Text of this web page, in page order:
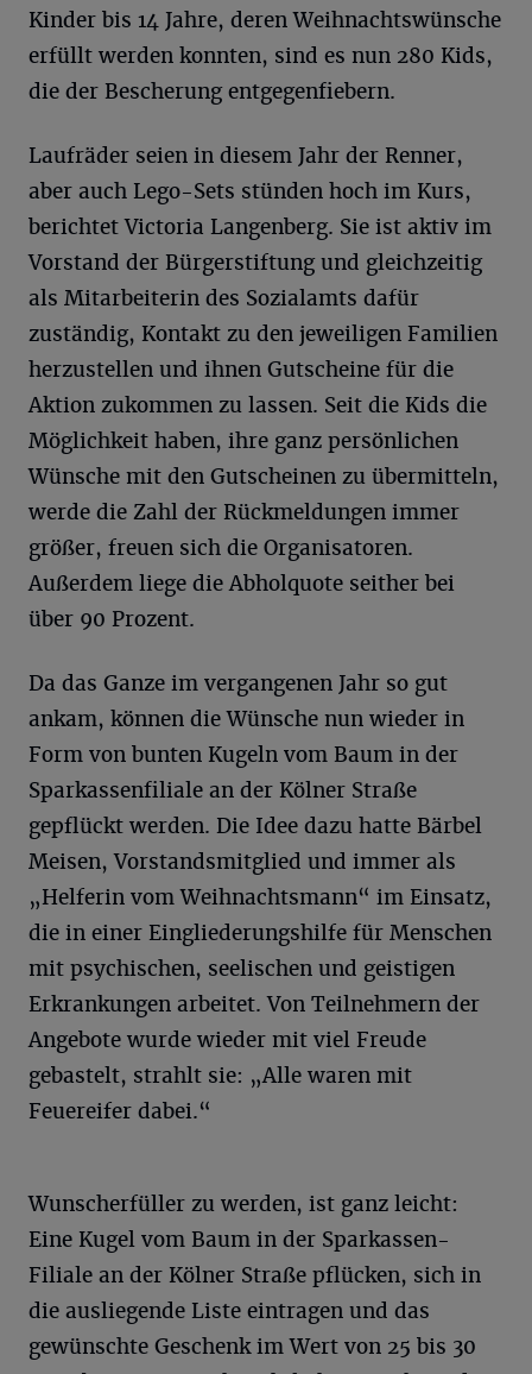
Kinder bis 14 Jahre, deren Weihnachtswünsche
erfüllt werden konnten, sind es nun 280 Kids,
die der Bescherung entgegenfiebern.
Laufräder seien in diesem Jahr der Renner,
aber auch Lego-Sets stünden hoch im Kurs,
berichtet Victoria Langenberg. Sie ist aktiv im
Vorstand der Bürgerstiftung und gleichzeitig
als Mitarbeiterin des Sozialamts dafür
zuständig, Kontakt zu den jeweiligen Familien
herzustellen und ihnen Gutscheine für die
Aktion zukommen zu lassen. Seit die Kids die
Möglichkeit haben, ihre ganz persönlichen
Wünsche mit den Gutscheinen zu übermitteln,
werde die Zahl der Rückmeldungen immer
größer, freuen sich die Organisatoren.
Außerdem liege die Abholquote seither bei
über 90 Prozent.
Da das Ganze im vergangenen Jahr so gut
ankam, können die Wünsche nun wieder in
Form von bunten Kugeln vom Baum in der
Sparkassenfiliale an der Kölner Straße
gepflückt werden. Die Idee dazu hatte Bärbel
Meisen, Vorstandsmitglied und immer als
„Helferin vom Weihnachtsmann“ im Einsatz,
die in einer Eingliederungshilfe für Menschen
mit psychischen, seelischen und geistigen
Erkrankungen arbeitet. Von Teilnehmern der
Angebote wurde wieder mit viel Freude
gebastelt, strahlt sie: „Alle waren mit
Feuereifer dabei.“
Wunscherfüller zu werden, ist ganz leicht:
Eine Kugel vom Baum in der Sparkassen-
Filiale an der Kölner Straße pflücken, sich in
die ausliegende Liste eintragen und das
gewünschte Geschenk im Wert von 25 bis 30